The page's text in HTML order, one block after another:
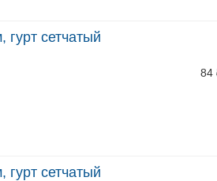
сетчатый
84
сетчатый